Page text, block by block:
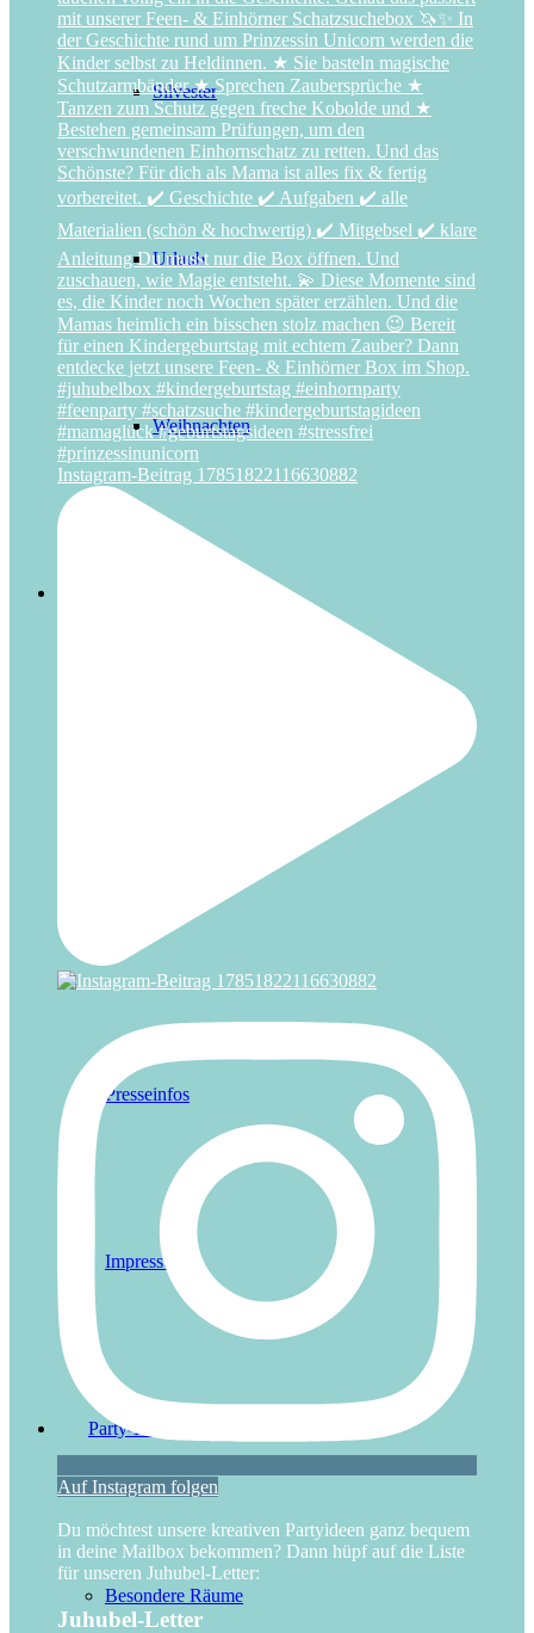
Silvester
Urlaub
Weihnachten
Presseinfos
Impressum
Party-Partner
Besondere Räume
Instagram-Beitrag 17851822116630882
Auf Instagram folgen
Du möchtest unsere kreativen Partyideen ganz bequem
in deine Mailbox bekommen? Dann hüpf auf die Liste
für unseren Juhubel-Letter:
Juhubel-Letter